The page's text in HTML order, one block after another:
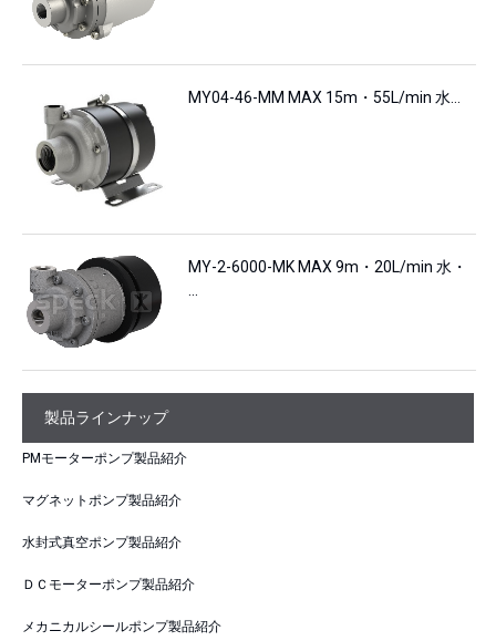
MY04-46-MM MAX 15m・55L/min 水…
MY-2-6000-MK MAX 9m・20L/min 水・
製品ラインナップ
PMモーターポンプ製品紹介
マグネットポンプ製品紹介
水封式真空ポンプ製品紹介
ＤＣモーターポンプ製品紹介
メカニカルシールポンプ製品紹介